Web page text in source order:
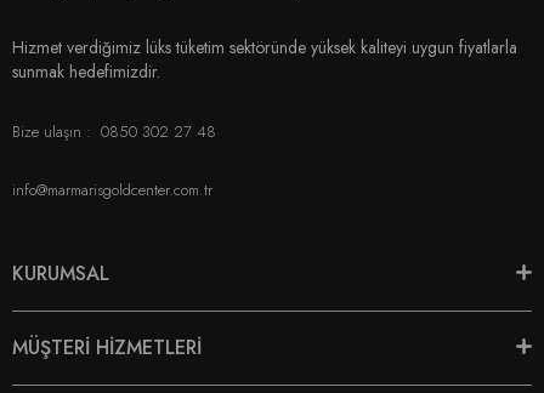
Hizmet verdiğimiz lüks tüketim sektöründe yüksek kaliteyi uygun fiyatlarla
sunmak hedefimizdir.
Bize ulaşın : 0850 302 27 48
info@marmarisgoldcenter.com.tr
KURUMSAL
MÜŞTERİ HİZMETLERİ